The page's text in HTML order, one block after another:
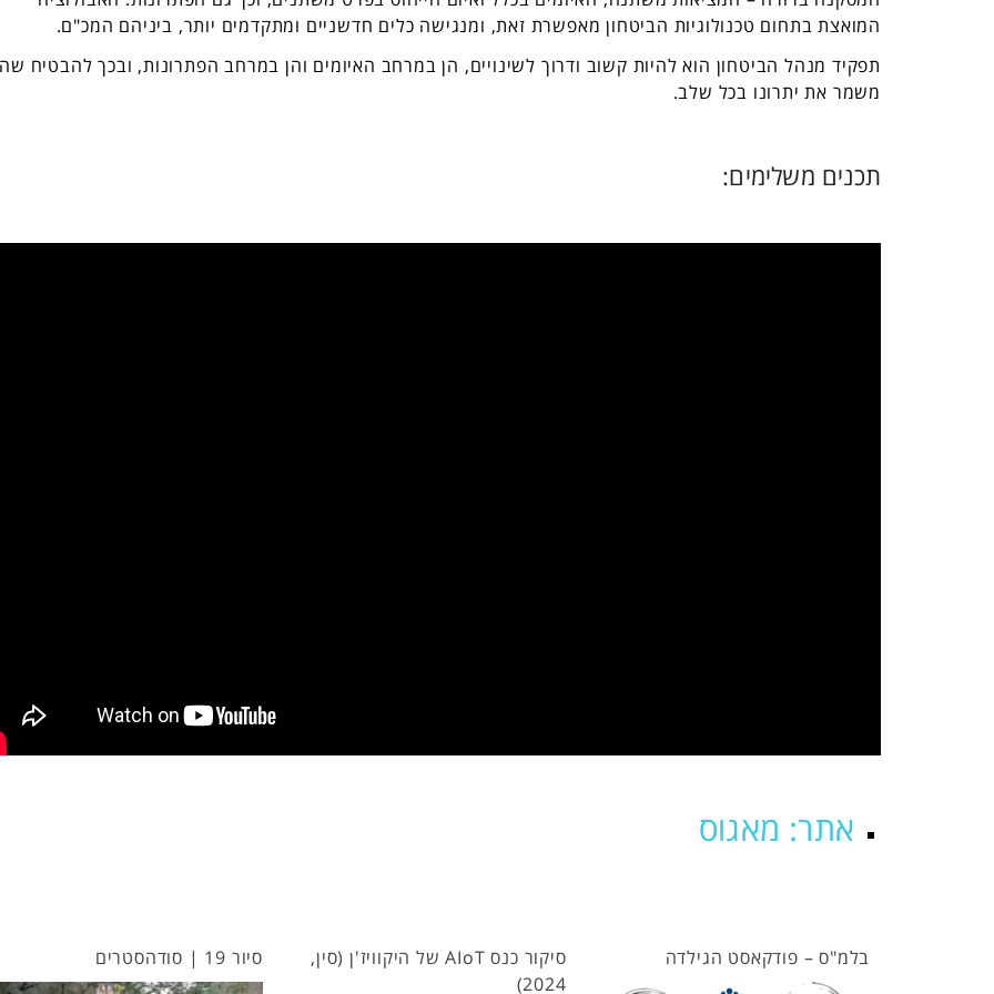
המואצת בתחום טכנולוגיות הביטחון מאפשרת זאת, ומנגישה כלים חדשניים ומתקדמים יותר, ביניהם המכ"ם.
תפקיד מנהל הביטחון הוא להיות קשוב ודרוך לשינויים, הן במרחב האיומים והן במרחב הפתרונות, ובכך להבטיח
משמר את יתרונו בכל שלב.
תכנים משלימים:
אתר: מאגוס
בלמ"ס – פודקאסט הגילדה
סיקור כנס AIoT של היקוויז'ן (סין,
2024)
סיור 19 | סודהסטרים